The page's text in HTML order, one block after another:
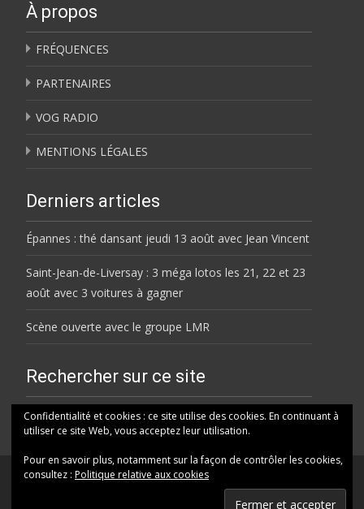
À propos
FRÉQUENCES
PARTENAIRES
VOG RADIO
MENTIONS LÉGALES
Derniers articles
Épannes : thé dansant jeudi 13 août avec Jean Vincent
Saint-Jean-de-Liversay : 3 méga lotos les 21, 22 et 23
août avec 3 voitures à gagner
Scène ouverte avec le groupe LMR
Rechercher sur ce site
Rechercher
Confidentialité et cookies : ce site utilise des cookies. En continuant à
utiliser ce site Web, vous acceptez leur utilisation.
Pour en savoir plus, notamment sur la façon de contrôler les cookies,
consultez : Politique relative aux cookies